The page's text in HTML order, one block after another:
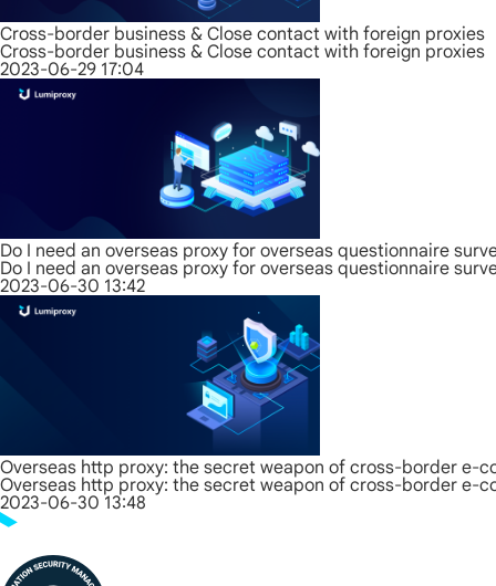
Cross-border business & Close contact with foreign proxies
Cross-border business & Close contact with foreign proxies
2023-06-29 17:04
Do I need an overseas proxy for overseas questionnaire
Do I need an overseas proxy for overseas questionnaire
2023-06-30 13:42
Overseas http proxy: the secret weapon of cross-border e-
Overseas http proxy: the secret weapon of cross-border e-
2023-06-30 13:48